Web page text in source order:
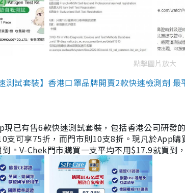
點擊圖片放大
測試套裝】香港口罩品牌開賣2款快速檢測劑
現已有售6款快速測試套裝，包括香港公司研
支可享75折，而門市則10支8折。現凡於App
。V-Chek門市購買一支平均不用$17.9就買到